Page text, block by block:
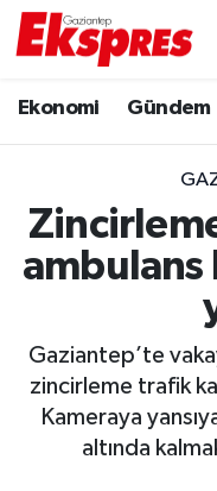
Ekonomi Gündem
ambulans
Gaziantep’te
zincirleme trafik
Kameraya
altında
Ekonomi
Gaziantep son
Genel
Haberler
Kültür Sanat
Trafik Durumu
Puan Durumu
Tüm Manşetler
Son Dakika
Haber Arşivi